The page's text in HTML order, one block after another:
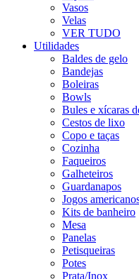
Vasos
Velas
VER TUDO
Utilidades
Baldes de gelo
Bandejas
Boleiras
Bowls
Bules e xícaras
Cestos de lixo
Copo e taças
Cozinha
Faqueiros
Galheteiros
Guardanapos
Jogos
Kits de banheiro
Mesa
Panelas
Petisqueiras
Potes
Prata/Inox